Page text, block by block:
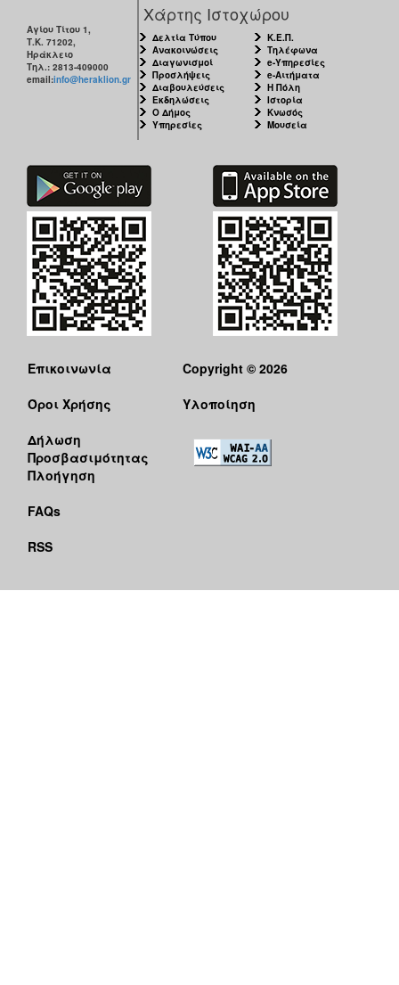
Αγίου Τίτου 1,
Τ.Κ. 71202,
Ηράκλειο
Τηλ.: 2813-409000
email:info@heraklion.gr
Χάρτης Ιστοχώρου
Δελτία Τύπου
Ανακοινώσεις
Διαγωνισμοί
Προσλήψεις
Διαβουλεύσεις
Εκδηλώσεις
Ο Δήμος
Υπηρεσίες
Κ.Ε.Π.
Τηλέφωνα
e-Υπηρεσίες
e-Αιτήματα
Η Πόλη
Ιστορία
Κνωσός
Μουσεία
Επικοινωνία
Όροι Χρήσης
Δήλωση
Προσβασιμότητας
Πλοήγηση
FAQs
RSS
Copyright © 2026
Υλοποίηση